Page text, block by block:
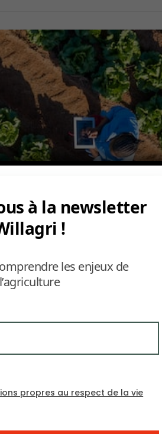
de la pression climatique
à la newsletter
!
les enjeux de
l’agriculture
propres au respect de la vie